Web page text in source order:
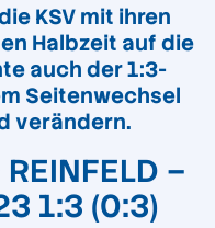
KSV mit ihren
Halbzeit auf die
auch der 1:3-
Seitenwechsel
verändern.
– H
1:3 (0:3)